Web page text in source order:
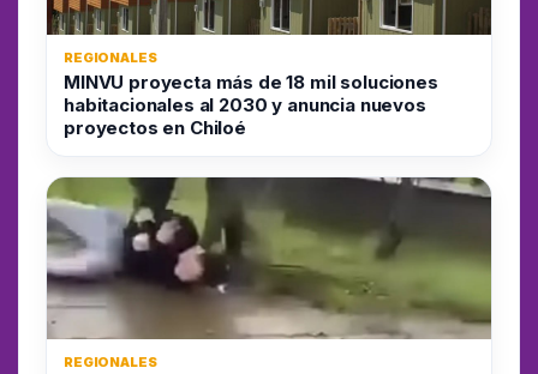
REGIONALES
MINVU proyecta más de 18 mil soluciones
habitacionales al 2030 y anuncia nuevos
proyectos en Chiloé
REGIONALES